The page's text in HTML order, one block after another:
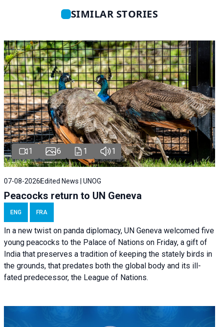
SIMILAR STORIES
1 6 1 1
07-08-2026 Edited News | UNOG
Peacocks return to UN Geneva
ENG FRA
In a new twist on panda diplomacy, UN Geneva welcomed five
young peacocks to the Palace of Nations on Friday, a gift of
India that preserves a tradition of keeping the stately birds in
the grounds, that predates both the global body and its ill-
fated predecessor, the League of Nations.